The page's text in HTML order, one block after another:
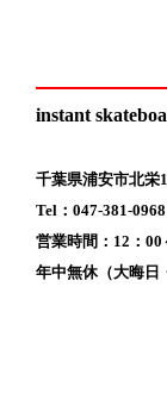
instant
千葉県浦安市北栄
Tel：047-381-0968
営業時間：12：00
年中無休（大晦日